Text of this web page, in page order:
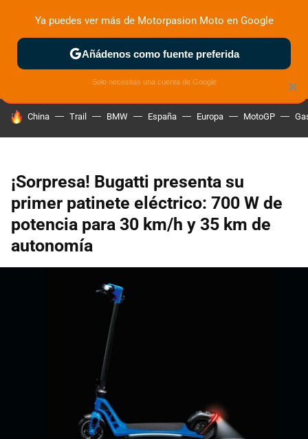
ZONA DE PRUEBAS DEPORTIVAS MOTOS ELÉCTRICAS
HOY SE HABLA DE
China Trail BMW España Europa MotoGP
¡Sorpresa! Bugatti presenta su
primer patinete eléctrico: 700 W de
potencia para 30 km/h y 35 km de
autonomía
×
Ya puedes ver más de Motorpasion Moto en Google
Añádenos como fuente preferida
Solo necesitas una cuenta de Google